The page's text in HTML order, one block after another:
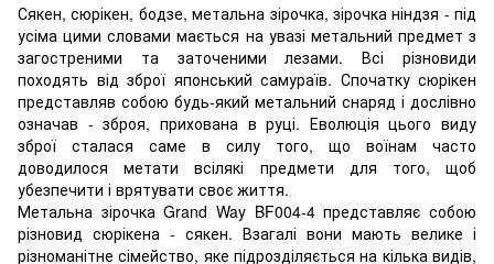
Сякен, сюрікен, бодзе, метальна зірочка, зірочка ніндзя - під
усіма цими словами мається на увазі метальний предмет з
загостреними та заточеними лезами. Всі різновиди
походять від зброї японський самураїв. Спочатку сюрікен
представляв собою будь-який метальний снаряд і дослівно
означав - зброя, прихована в руці. Еволюція цього виду
зброї сталася саме в силу того, що воїнам часто
доводилося метати всілякі предмети для того, щоб
убезпечити і врятувати своє життя.
Метальна зірочка Grand Way BF004-4 представляє собою
різновид сюрікена - сякен. Взагалі вони мають велике і
різноманітне сімейство, яке підрозділяється на кілька видів,